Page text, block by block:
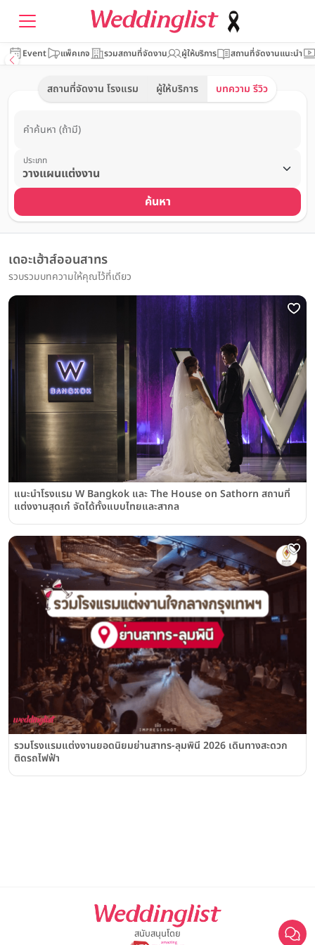
Event แพ็คเกจ รวมสถานที่จัดงาน ผู้ให้บริการ สถานที่จัดงานแนะนำ
สถานที่จัดงาน โรงแรม ผู้ให้บริการ บทความ รีวิว
คำค้นหา (ถ้ามี)
ประเภท
ค้นหา
เดอะเฮ้าส์ออนสาทร
รวบรวมบทความให้คุณไว้ที่เดียว
แนะนำโรงแรม W Bangkok และ The House on Sathorn สถานที่
แต่งงานสุดเก๋ จัดได้ทั้งแบบไทยและสากล
รวมโรงแรมแต่งงานยอดนิยมย่านสาทร-ลุมพินี 2026 เดินทางสะดวก
ติดรถไฟฟ้า
สนับสนุนโดย